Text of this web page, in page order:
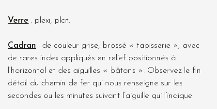
Verre : plexi, plat.
Cadran : de couleur grise, brossé « tapisserie », avec
de rares index appliqués en relief positionnés à
l’horizontal et des aiguilles « bâtons ». Observez le fin
détail du chemin de fer qui nous renseigne sur les
secondes ou les minutes suivant l’aiguille qui l’indique.